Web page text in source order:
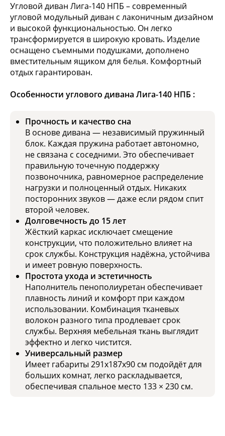
Угловой диван Лига-140 НПБ – современный
угловой модульный диван с лаконичным дизайном
и высокой функциональностью. Он легко
трансформируется в широкую кровать. Изделие
оснащено съемными подушками, дополнено
вместительным ящиком для белья. Комфортный
отдых гарантирован.
Особенности углового дивана Лига-140 НПБ :
Прочность и качество сна
В основе дивана — независимый пружинный
блок. Каждая пружина работает автономно,
не связана с соседними. Это обеспечивает
правильную точечную поддержку
позвоночника, равномерное распределение
нагрузки и полноценный отдых. Никаких
посторонних звуков — даже если рядом спит
второй человек.
Долговечность до 15 лет
Жёсткий каркас исключает смещение
конструкции, что положительно влияет на
срок службы. Конструкция надёжна, устойчива
и имеет ровную поверхность.
Простота ухода и эстетичность
Наполнитель пенополиуретан обеспечивает
плавность линий и комфорт при каждом
использовании. Комбинация тканевых
волокон разного типа продлевает срок
службы. Верхняя мебельная ткань выглядит
эффектно и легко чистится.
Универсальный размер
Имеет габариты 291х187х90 см подойдёт для
больших комнат, легко раскладывается,
обеспечивая спальное место 133 × 230 см.